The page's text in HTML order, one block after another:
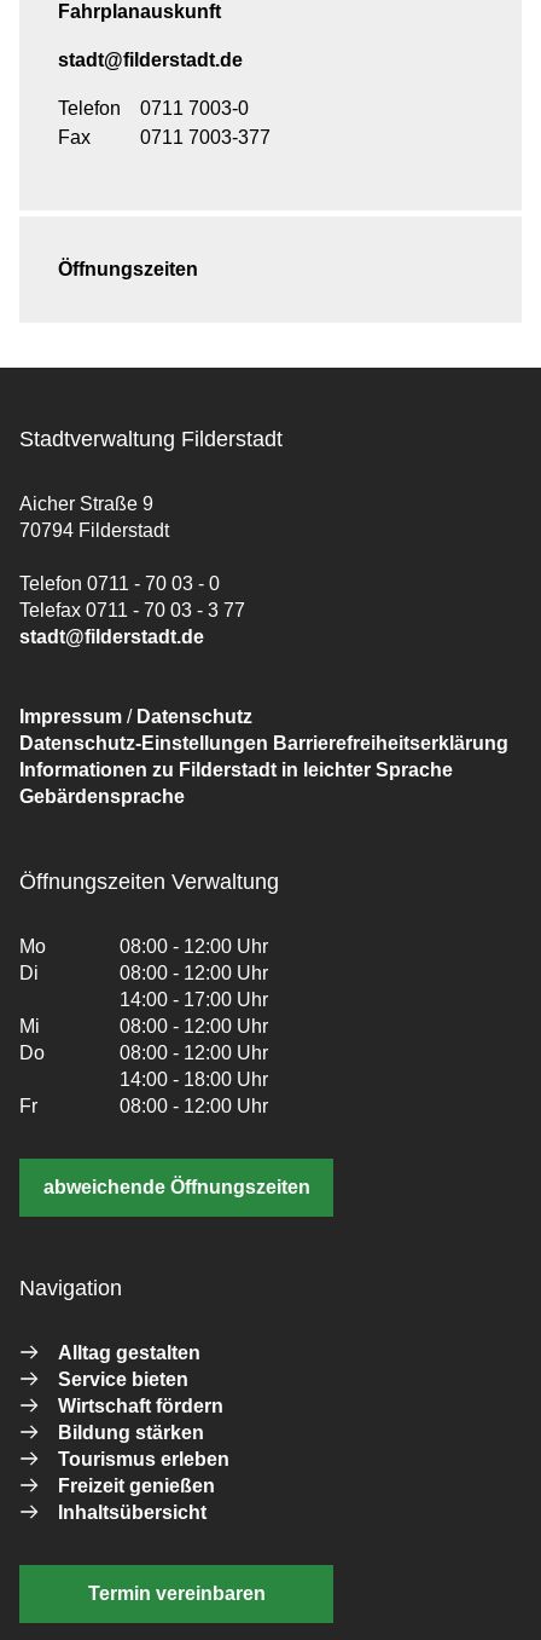
Fahrplanauskunft
stadt@filderstadt.de
Telefon
0711 7003-0
Fax
0711 7003-377
Öffnungszeiten
Stadtverwaltung Filderstadt
Aicher Straße 9
70794 Filderstadt
Telefon 0711 - 70 03 - 0
Telefax 0711 - 70 03 - 3 77
stadt@filderstadt.de
Impressum / Datenschutz
Datenschutz-Einstellungen Barrierefreiheitserklärung
Informationen zu Filderstadt in leichter Sprache
Gebärdensprache
Öffnungszeiten Verwaltung
Mo
08:00 - 12:00 Uhr
Di
08:00 - 12:00 Uhr
14:00 - 17:00 Uhr
Mi
08:00 - 12:00 Uhr
Do
08:00 - 12:00 Uhr
14:00 - 18:00 Uhr
Fr
08:00 - 12:00 Uhr
abweichende Öffnungszeiten
Navigation
Alltag gestalten
Service bieten
Wirtschaft fördern
Bildung stärken
Tourismus erleben
Freizeit genießen
Inhaltsübersicht
Termin vereinbaren